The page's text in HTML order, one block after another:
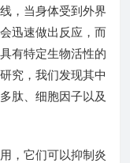
，当身体受到外界
迅速做出反应，而
有特定生物活性的
究，我们发现其中
肽、细胞因子以及
，它们可以抑制炎